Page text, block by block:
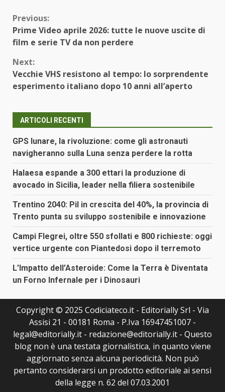
Continue
Reading
Previous:
Prime Video aprile 2026: tutte le nuove uscite di
film e serie TV da non perdere
Next:
Vecchie VHS resistono al tempo: lo sorprendente
esperimento italiano dopo 10 anni all’aperto
ARTICOLI RECENTI
GPS lunare, la rivoluzione: come gli astronauti
navigheranno sulla Luna senza perdere la rotta
Halaesa espande a 300 ettari la produzione di
avocado in Sicilia, leader nella filiera sostenibile
Trentino 2040: Pil in crescita del 40%, la provincia di
Trento punta su sviluppo sostenibile e innovazione
Campi Flegrei, oltre 550 sfollati e 800 richieste: oggi
vertice urgente con Piantedosi dopo il terremoto
L’Impatto dell’Asteroide: Come la Terra è Diventata
un Forno Infernale per i Dinosauri
Copyright © 2025 Codiciateco.it - Editorially Srl - Via
Assisi 21 - 00181 Roma - P.Iva 16947451007 -
legal@editorially.it - redazione@editorially.it - Questo
blog non è una testata giornalistica, in quanto viene
aggiornato senza alcuna periodicità. Non può
pertanto considerarsi un prodotto editoriale ai sensi
della legge n. 62 del 07.03.2001